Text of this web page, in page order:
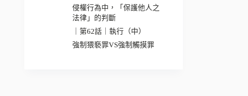
侵權行為中，「保護他人之
法律」的判斷
｜第62話｜執行（中）
強制猥褻罪VS強制觸摸罪